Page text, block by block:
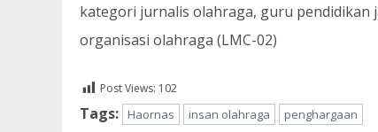
kategori jurnalis olahraga, guru pendidikan
organisasi olahraga (LMC-02)
Post Views: 102
Tags: Haornas insan olahraga penghargaan